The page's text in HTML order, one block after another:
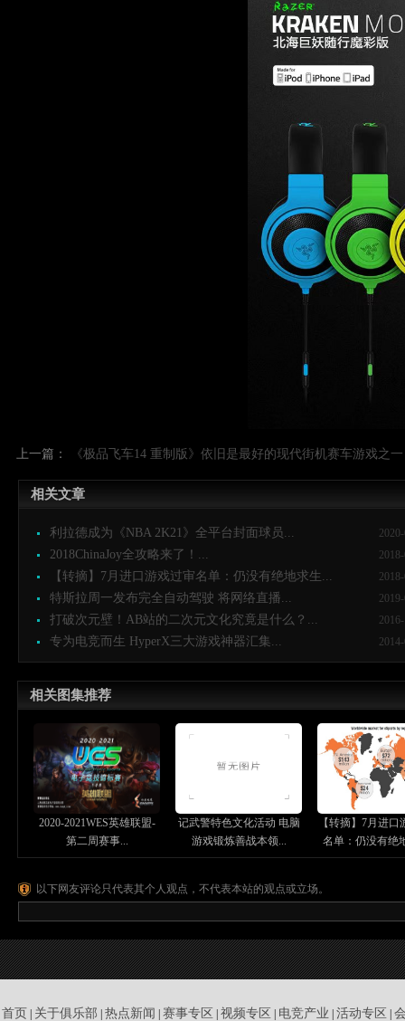
上一篇： 《极品飞车14 重制版》依旧是最好的现代街机赛车游戏之一
相关文章
利拉德成为《NBA 2K21》全平台封面球员...
2018ChinaJoy全攻略来了！...
【转摘】7月进口游戏过审名单：仍没有绝地求生...
特斯拉周一发布完全自动驾驶 将网络直播...
打破次元壁！AB站的二次元文化究竟是什么？...
专为电竞而生 HyperX三大游戏神器汇集...
相关图集推荐
2020-2021WES英雄联盟-
第二周赛事...
记武警特色文化活动 电脑
游戏锻炼善战本领...
【转摘】7月进口
名单：仍没有绝
以下网友评论只代表其个人观点，不代表本站的观点或立场。
首页 关于俱乐部 热点新闻 赛事专区 视频专区 电竞产业 活动专区